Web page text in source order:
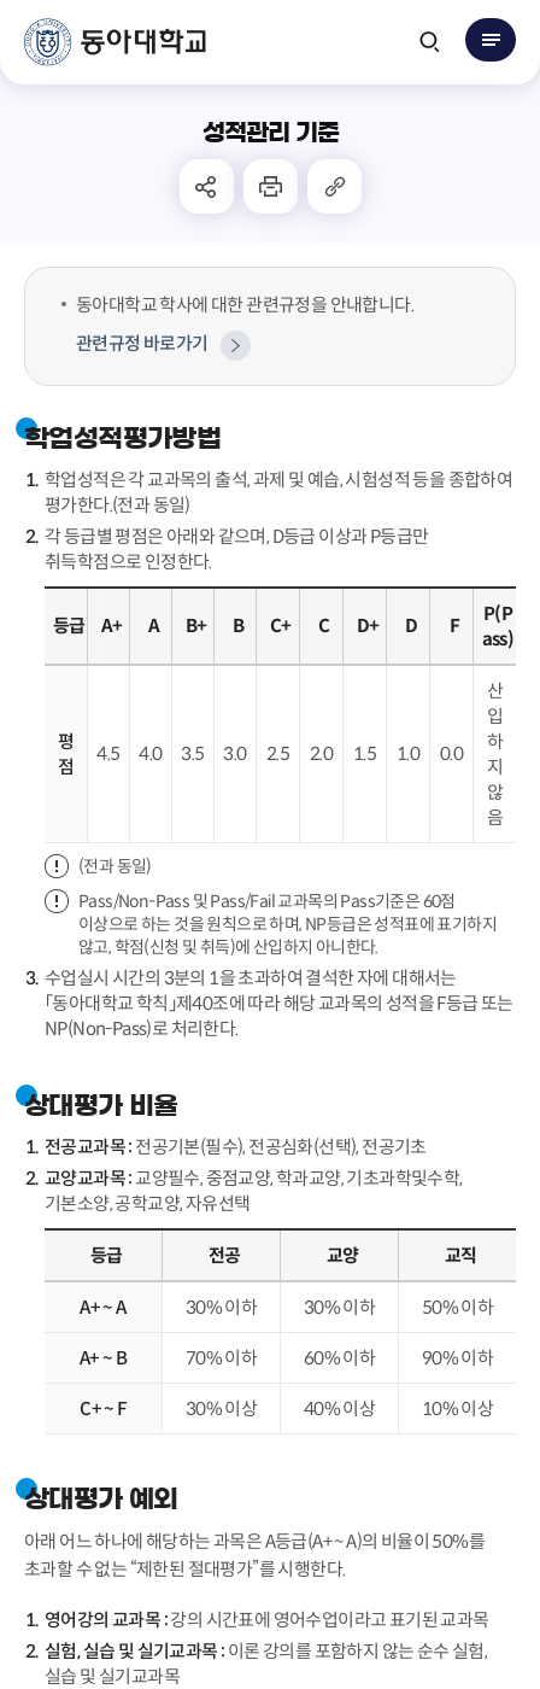
성적관리 기준
동아대학교 학사에 대한 관련규정을 안내합니다.
관련규정 바로가기
학업성적평가방법
학업성적은 각 교과목의 출석, 과제 및 예습, 시험성적 등을 종합하여
평가한다.(전과 동일)
각 등급별 평점은 아래와 같으며, D등급 이상과 P등급만
취득학점으로 인정한다.
등급 A+ A B+ B C+ C D+ D F
P(P
ass)
평
점
4.5 4.0 3.5 3.0 2.5 2.0 1.5 1.0 0.0
산
입
하
지
않
음
(전과 동일)
Pass/Non-Pass 및 Pass/Fail 교과목의 Pass기준은 60점
이상으로 하는 것을 원칙으로 하며, NP등급은 성적표에 표기하지
않고, 학점(신청 및 취득)에 산입하지 아니한다.
수업실시 시간의 3분의 1을 초과하여 결석한 자에 대해서는
「동아대학교 학칙」제40조에 따라 해당 교과목의 성적을 F등급 또는
NP(Non-Pass)로 처리한다.
상대평가 비율
전공교과목 : 전공기본(필수), 전공심화(선택), 전공기초
교양교과목 :교양필수, 중점교양, 학과교양, 기초과학및수학,
기본소양, 공학교양, 자유선택
등급 전공 교양 교직
A+ ~ A 30% 이하 30% 이하 50% 이하
A+ ~ B 70% 이하 60% 이하 90% 이하
C+ ~ F 30% 이상 40% 이상 10% 이상
상대평가 예외
아래 어느 하나에 해당하는 과목은 A등급(A+ ~ A)의 비율이 50%를
초과할 수 없는 “제한된 절대평가”를 시행한다.
영어강의 교과목 :강의 시간표에 영어수업이라고 표기된 교과목
실험, 실습 및 실기교과목 : 이론 강의를 포함하지 않는 순수 실험,
실습 및 실기교과목